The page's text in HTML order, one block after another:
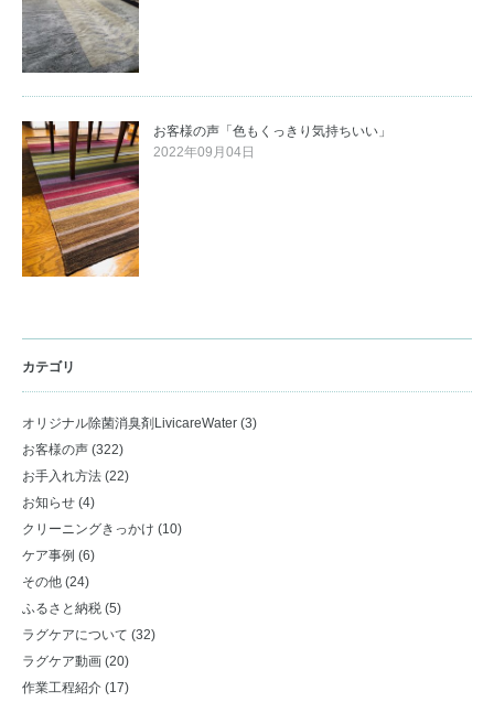
お客様の声「色もくっきり気持ちいい」
2022年09月04日
カテゴリ
オリジナル除菌消臭剤LivicareWater (3)
お客様の声 (322)
お手入れ方法 (22)
お知らせ (4)
クリーニングきっかけ (10)
ケア事例 (6)
その他 (24)
ふるさと納税 (5)
ラグケアについて (32)
ラグケア動画 (20)
作業工程紹介 (17)